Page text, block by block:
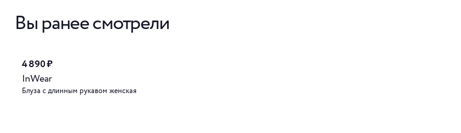
Вы ранее смотрели
4 890 ₽
InWear
Блуза с длинным рукавом женская